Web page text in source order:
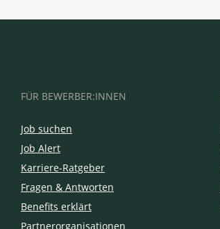
FÜR BEWERBER:INNEN
Job suchen
Job Alert
Karriere-Ratgeber
Fragen & Antworten
Benefits erklärt
Partnerorganisationen